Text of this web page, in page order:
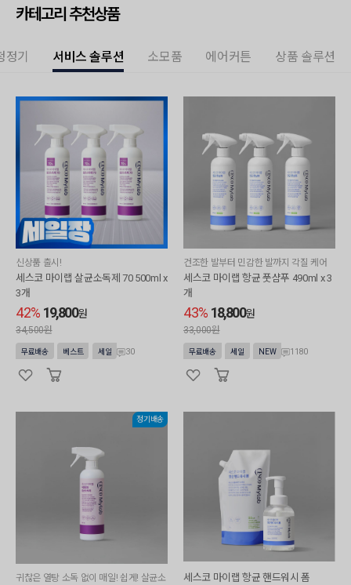
카테고리 추천상품
정기 서비스 솔루션 소모품 에어커튼 상품 솔루션
신상품 출시!
세스코 마이랩 살균소독제 70 500ml x
3개
42% 19,800원
34,500원
무료배송 베스트 세일 30
건조한 발부터 민감한 발까지 각질 케어
세스코 마이랩 항균 풋샴푸 490ml x 3
개
43% 18,800원
33,000원
무료배송 세일 NEW 1180
정기배송
귀찮은 열탕 소독 없이 매일! 쉽게! 살균소
세스코 마이랩 항균 핸드워시 폼